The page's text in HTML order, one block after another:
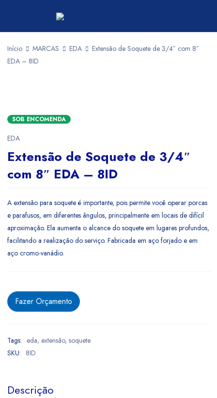
Início MARCAS EDA
Extensão de Soquete de 3/4″ com 8″
EDA – 8ID
SOB ENCOMENDA
EDA
Extensão de Soquete de 3/4″
com 8″ EDA – 8ID
A extensão para soquete é importante, pois permite você operar porcas
e parafusos, em diferentes ângulos, principalmente em locais de difícil
aproximação. Ela aumenta o alcance do soquete em lugares profundos,
facilitando a realização do serviço. Fabricada em aço forjado e em
aço cromo-vanádio.
Fazer Orçamento
Tags: eda, extensão, soquete
SKU: 8ID
Descrição